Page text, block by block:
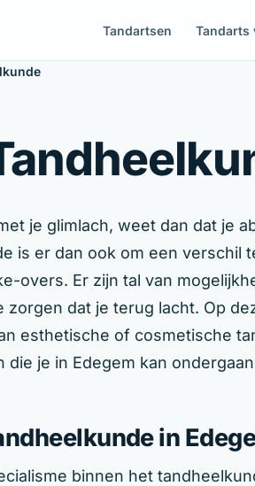
Tandartsen Tandarts
je glimlach, weet dan dat je
is er dan ook om een verschil
overs. Er zijn tal van
dat je terug lacht. Op
esthetische of cosmetische
je in Edegem kan
in
binnen het